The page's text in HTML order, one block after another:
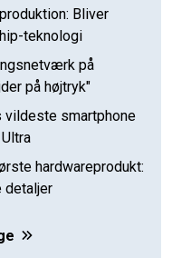
Bliver
teknologi
på
på højtryk"
vildeste smartphone
hardwareprodukt:
detaljer